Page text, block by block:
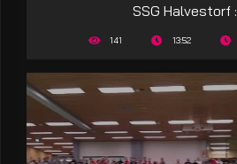
SSG Halvestorf :
141 13:52